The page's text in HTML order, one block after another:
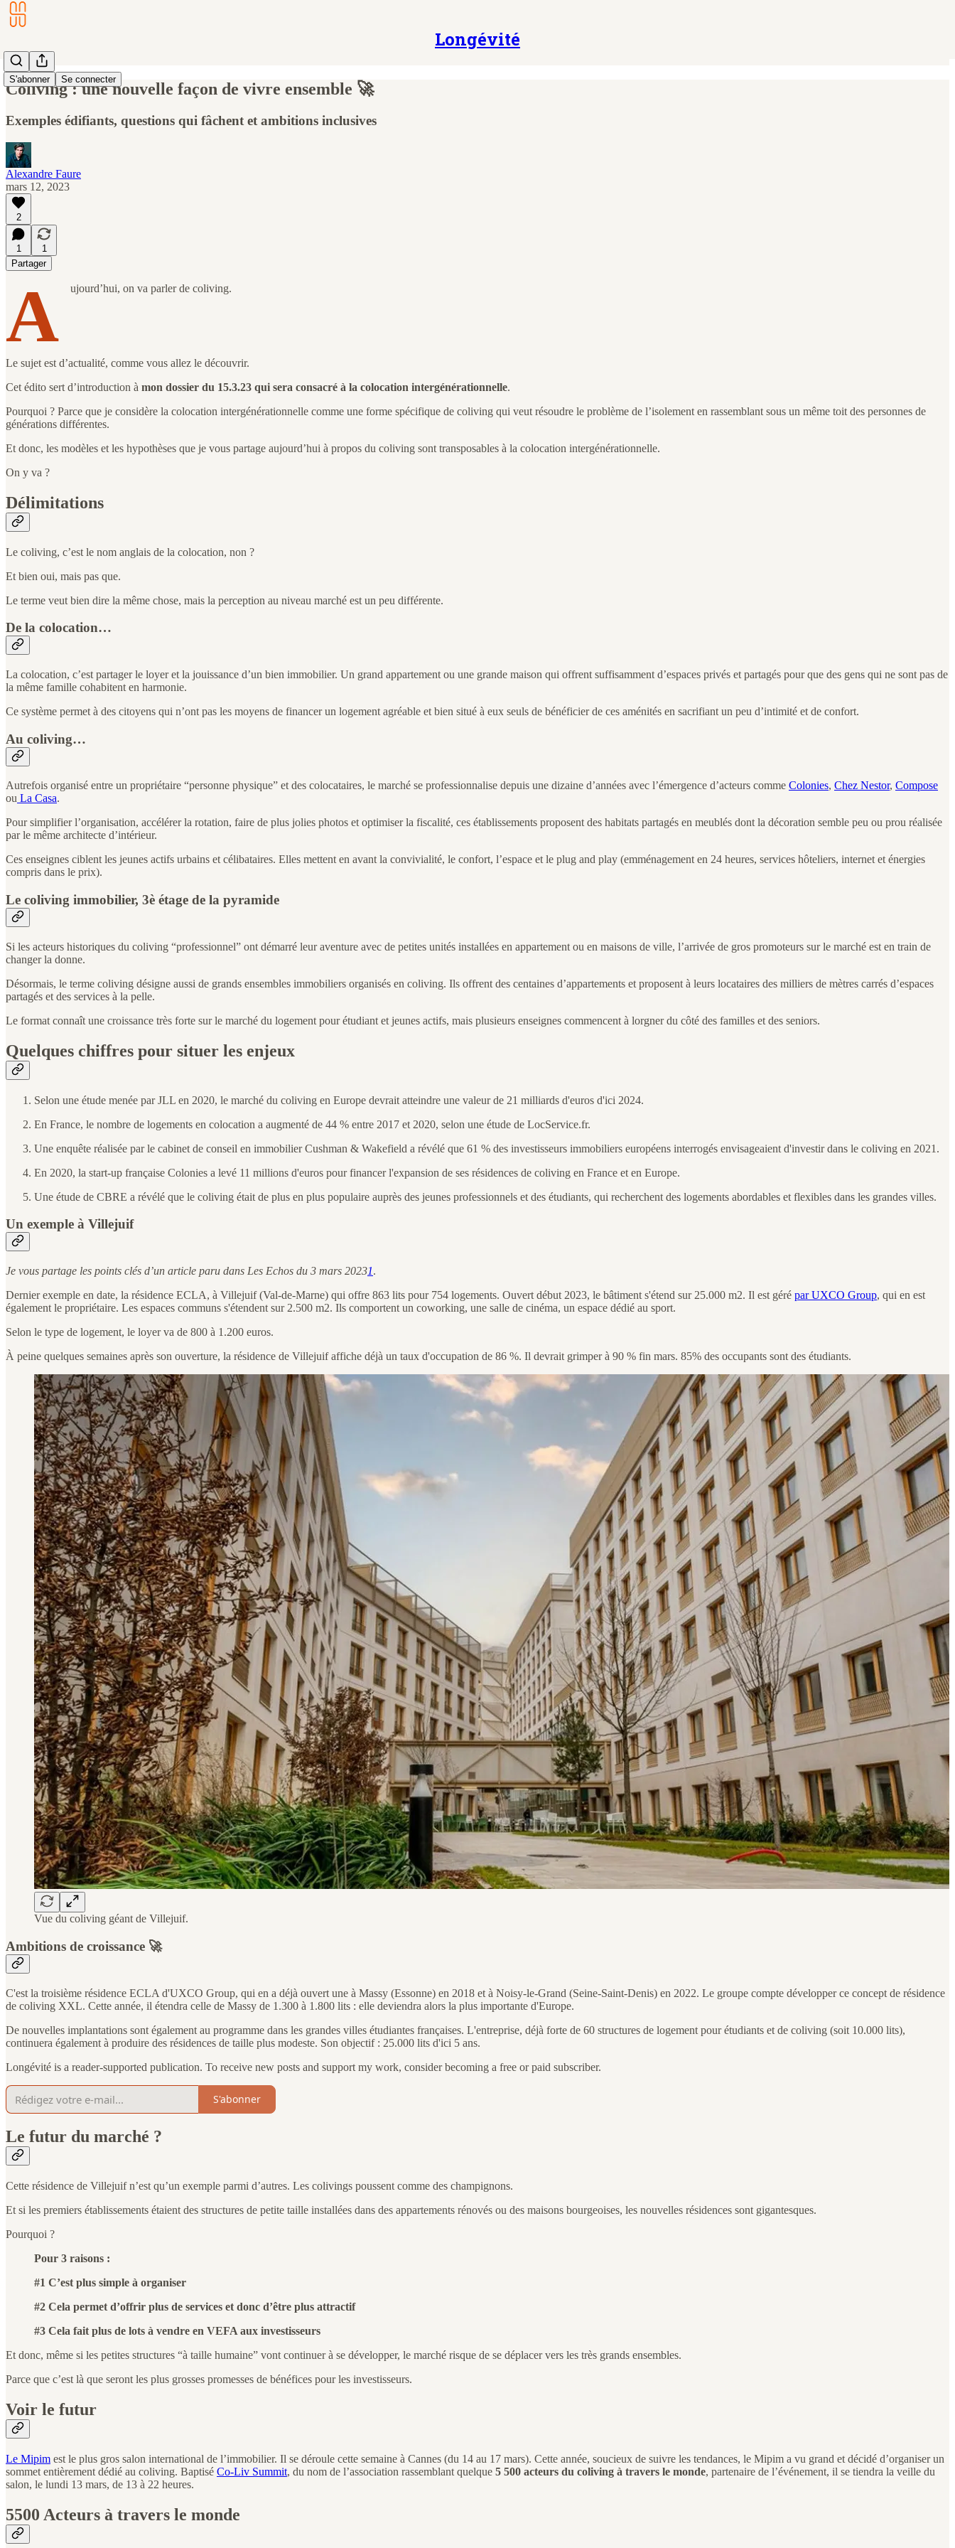
Longévité
S'abonner Se connecter
Coliving : une nouvelle façon de vivre ensemble 🚀
Exemples édifiants, questions qui fâchent et ambitions inclusives
Alexandre Faure
mars 12, 2023
2
1
1
Partager
A ujourd’hui, on va parler de coliving.
Le sujet est d’actualité, comme vous allez le découvrir.
Cet édito sert d’introduction à mon dossier du 15.3.23 qui sera consacré à la colocation intergénérationnelle.
Pourquoi ? Parce que je considère la colocation intergénérationnelle comme une forme spécifique de coliving qui veut résoudre le problème de l’isolement en rassemblant sous un même toit des personnes de
générations différentes.
Et donc, les modèles et les hypothèses que je vous partage aujourd’hui à propos du coliving sont transposables à la colocation intergénérationnelle.
On y va ?
Délimitations
Le coliving, c’est le nom anglais de la colocation, non ?
Et bien oui, mais pas que.
Le terme veut bien dire la même chose, mais la perception au niveau marché est un peu différente.
De la colocation…
La colocation, c’est partager le loyer et la jouissance d’un bien immobilier. Un grand appartement ou une grande maison qui offrent suffisamment d’espaces privés et partagés pour que des gens qui ne sont pas de
la même famille cohabitent en harmonie.
Ce système permet à des citoyens qui n’ont pas les moyens de financer un logement agréable et bien situé à eux seuls de bénéficier de ces aménités en sacrifiant un peu d’intimité et de confort.
Au coliving…
Autrefois organisé entre un propriétaire “personne physique” et des colocataires, le marché se professionnalise depuis une dizaine d’années avec l’émergence d’acteurs comme Colonies, Chez Nestor, Compose
ou La Casa.
Pour simplifier l’organisation, accélérer la rotation, faire de plus jolies photos et optimiser la fiscalité, ces établissements proposent des habitats partagés en meublés dont la décoration semble peu ou prou réalisée
par le même architecte d’intérieur.
Ces enseignes ciblent les jeunes actifs urbains et célibataires. Elles mettent en avant la convivialité, le confort, l’espace et le plug and play (emménagement en 24 heures, services hôteliers, internet et énergies
compris dans le prix).
Le coliving immobilier, 3è étage de la pyramide
Si les acteurs historiques du coliving “professionnel” ont démarré leur aventure avec de petites unités installées en appartement ou en maisons de ville, l’arrivée de gros promoteurs sur le marché est en train de
changer la donne.
Désormais, le terme coliving désigne aussi de grands ensembles immobiliers organisés en coliving. Ils offrent des centaines d’appartements et proposent à leurs locataires des milliers de mètres carrés d’espaces
partagés et des services à la pelle.
Le format connaît une croissance très forte sur le marché du logement pour étudiant et jeunes actifs, mais plusieurs enseignes commencent à lorgner du côté des familles et des seniors.
Quelques chiffres pour situer les enjeux
Selon une étude menée par JLL en 2020, le marché du coliving en Europe devrait atteindre une valeur de 21 milliards d'euros d'ici 2024.
En France, le nombre de logements en colocation a augmenté de 44 % entre 2017 et 2020, selon une étude de LocService.fr.
Une enquête réalisée par le cabinet de conseil en immobilier Cushman & Wakefield a révélé que 61 % des investisseurs immobiliers européens interrogés envisageaient d'investir dans le coliving en 2021.
En 2020, la start-up française Colonies a levé 11 millions d'euros pour financer l'expansion de ses résidences de coliving en France et en Europe.
Une étude de CBRE a révélé que le coliving était de plus en plus populaire auprès des jeunes professionnels et des étudiants, qui recherchent des logements abordables et flexibles dans les grandes villes.
Un exemple à Villejuif
Je vous partage les points clés d’un article paru dans Les Echos du 3 mars 20231.
Dernier exemple en date, la résidence ECLA, à Villejuif (Val-de-Marne) qui offre 863 lits pour 754 logements. Ouvert début 2023, le bâtiment s'étend sur 25.000 m2. Il est géré par UXCO Group, qui en est
également le propriétaire. Les espaces communs s'étendent sur 2.500 m2. Ils comportent un coworking, une salle de cinéma, un espace dédié au sport.
Selon le type de logement, le loyer va de 800 à 1.200 euros.
À peine quelques semaines après son ouverture, la résidence de Villejuif affiche déjà un taux d'occupation de 86 %. Il devrait grimper à 90 % fin mars. 85% des occupants sont des étudiants.
Vue du coliving géant de Villejuif.
Ambitions de croissance 🚀
C'est la troisième résidence ECLA d'UXCO Group, qui en a déjà ouvert une à Massy (Essonne) en 2018 et à Noisy-le-Grand (Seine-Saint-Denis) en 2022. Le groupe compte développer ce concept de résidence
de coliving XXL. Cette année, il étendra celle de Massy de 1.300 à 1.800 lits : elle deviendra alors la plus importante d'Europe.
De nouvelles implantations sont également au programme dans les grandes villes étudiantes françaises. L'entreprise, déjà forte de 60 structures de logement pour étudiants et de coliving (soit 10.000 lits),
continuera également à produire des résidences de taille plus modeste. Son objectif : 25.000 lits d'ici 5 ans.
Longévité is a reader-supported publication. To receive new posts and support my work, consider becoming a free or paid subscriber.
S'abonner
Le futur du marché ?
Cette résidence de Villejuif n’est qu’un exemple parmi d’autres. Les colivings poussent comme des champignons.
Et si les premiers établissements étaient des structures de petite taille installées dans des appartements rénovés ou des maisons bourgeoises, les nouvelles résidences sont gigantesques.
Pourquoi ?
Pour 3 raisons :
#1 C’est plus simple à organiser
#2 Cela permet d’offrir plus de services et donc d’être plus attractif
#3 Cela fait plus de lots à vendre en VEFA aux investisseurs
Et donc, même si les petites structures “à taille humaine” vont continuer à se développer, le marché risque de se déplacer vers les très grands ensembles.
Parce que c’est là que seront les plus grosses promesses de bénéfices pour les investisseurs.
Voir le futur
Le Mipim est le plus gros salon international de l’immobilier. Il se déroule cette semaine à Cannes (du 14 au 17 mars). Cette année, soucieux de suivre les tendances, le Mipim a vu grand et décidé d’organiser un
sommet entièrement dédié au coliving. Baptisé Co-Liv Summit, du nom de l’association rassemblant quelque 5 500 acteurs du coliving à travers le monde, partenaire de l’événement, il se tiendra la veille du
salon, le lundi 13 mars, de 13 à 22 heures.
5500 Acteurs à travers le monde